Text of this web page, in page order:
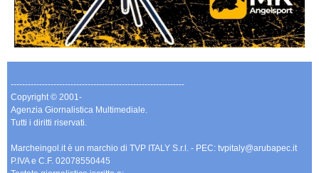
-------------------------------------------------------------
Copyright © 2001-
Agenzia Giornalistica Multimediale.
Tutti i diritti riservati.
Marcheingol.it è un marchio di TVP ITALY S.r.l. - PEC: tvpitaly@arubapec.it
P.IVA e C.F. 02078550445